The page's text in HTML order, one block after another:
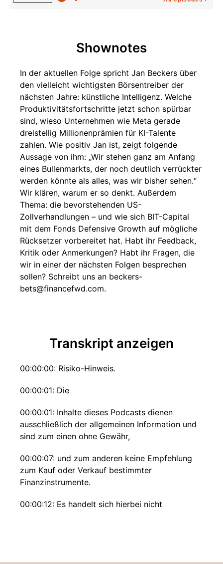
Shownotes
In der aktuellen Folge spricht Jan Beckers über
den vielleicht wichtigsten Börsentreiber der
nächsten Jahre: künstliche Intelligenz. Welche
Produktivitätsfortschritte jetzt schon spürbar
sind, wieso Unternehmen wie Meta gerade
dreistellig Millionenprämien für KI-Talente
zahlen. Wie positiv Jan ist, zeigt folgende
Aussage von ihm: „Wir stehen ganz am Anfang
eines Bullenmarkts, der noch deutlich verrückter
werden könnte als alles, was wir bisher sehen.“
Wir klären, warum er so denkt. Außerdem
Thema: die bevorstehenden US-
Zollverhandlungen – und wie sich BIT-Capital
mit dem Fonds Defensive Growth auf mögliche
Rücksetzer vorbereitet hat. Habt ihr Feedback,
Kritik oder Anmerkungen? Habt ihr Fragen, die
wir in einer der nächsten Folgen besprechen
sollen? Schreibt uns an beckers-
bets@financefwd.com.
Transkript anzeigen
00:00:00: Risiko-Hinweis.
00:00:01: Die
00:00:01: Inhalte dieses Podcasts dienen
ausschließlich der allgemeinen Information und
sind zum einen ohne Gewähr,
00:00:07: und zum anderen keine Empfehlung
zum Kauf oder Verkauf bestimmter
Finanzinstrumente.
00:00:12: Es handelt sich hierbei nicht
00:00:17: Ihr entscheidet selbst was ihr macht!